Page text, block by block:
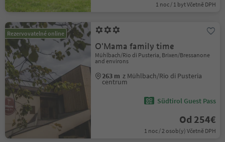
1 noc / 1 byt Včetně DPH
Rezervovatelné online
O'Mama family time
Mühlbach/Rio di Pusteria, Brixen/Bressanone
and environs
263 m z Mühlbach/Rio di Pusteria
centrum
Südtirol Guest Pass
Od 254€
1 noc / 2 osob(y) Včetně DPH